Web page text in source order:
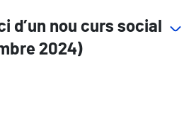
d’un nou curs social
2024)